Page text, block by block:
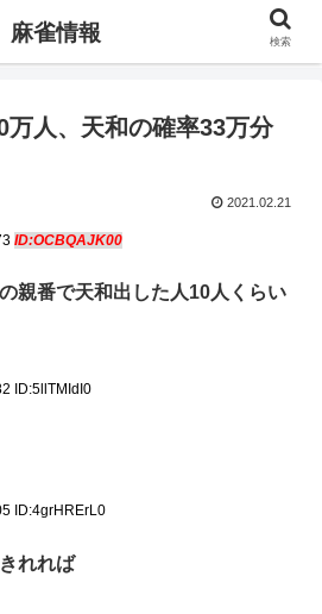
人、天和の確率33万分
2021.02.21
ID:OCBQAJK00
親番で天和出した人10人くらい
ID:5llTMIdI0
ID:4grHRErL0
れれば
麻雀情報 検索